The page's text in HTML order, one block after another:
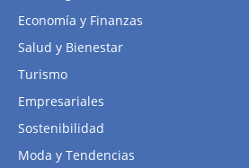
Economía y Finanzas
Salud y Bienestar
Turismo
Empresariales
Sostenibilidad
Moda y Tendencias